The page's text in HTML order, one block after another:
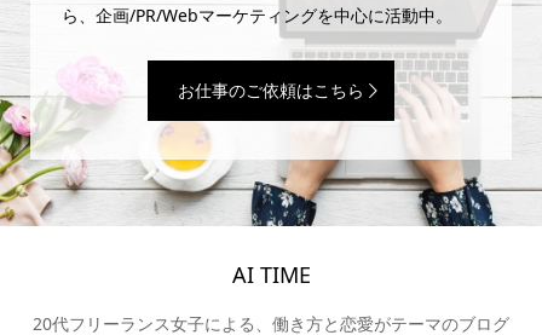
ら、企画/PR/Webマーケティングを中心に活動中。
お仕事のご依頼はこちら
AI TIME
20代フリーランス女子による、働き方と恋愛がテーマのブログ